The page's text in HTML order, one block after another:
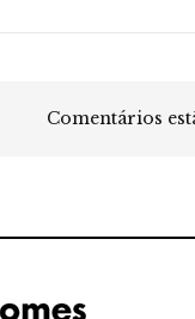
Comentários